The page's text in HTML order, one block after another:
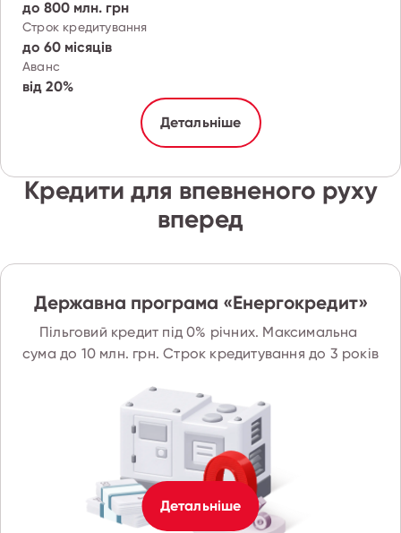
до 800 млн. грн
Строк кредитування
до 60 місяців
Аванс
від 20%
Детальніше
Кредити для впевненого руху
вперед
Державна програма «Енергокредит»
Пільговий кредит під 0% річних. Максимальна
сума до 10 млн. грн. Строк кредитування до 3 років
Детальніше